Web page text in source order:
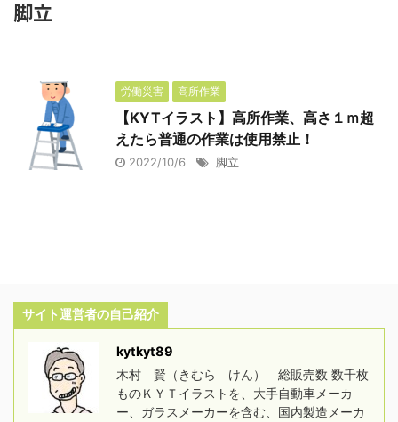
脚立
労働災害 高所作業
【KYTイラスト】高所作業、高さ１ｍ超
えたら普通の作業は使用禁止！
2022/10/6 脚立
サイト運営者の自己紹介
kytkyt89
木村 賢（きむら けん） 総販売数 数千枚
ものＫＹＴイラストを、大手自動車メーカ
ー、ガラスメーカーを含む、国内製造メーカ